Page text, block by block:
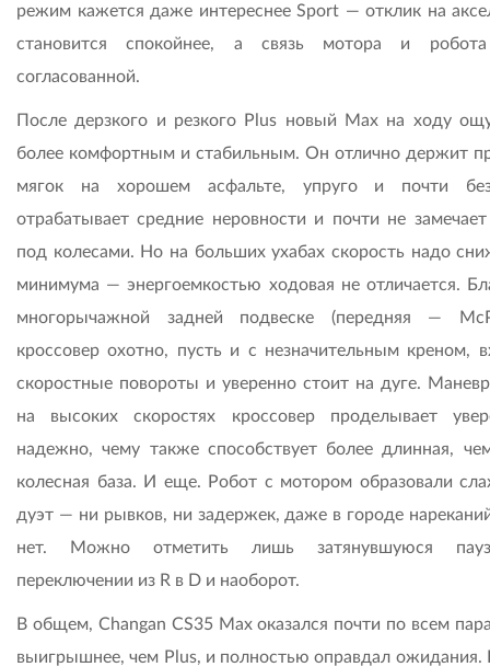
режим кажется даже интереснее Sport — отклик на
становится спокойнее, а связь мотора и
согласованной.
После дерзкого и резкого Plus новый Мах на ходу
более комфортным и стабильным. Он отлично держит
мягок на хорошем асфальте, упруго и почти
отрабатывает средние неровности и почти не
под колесами. Но на больших ухабах скорость надо
минимума — энергоемкостью ходовая не отличается.
многорычажной задней подвеске (передняя —
кроссовер охотно, пусть и с незначительным креном,
скоростные повороты и уверенно стоит на дуге.
на высоких скоростях кроссовер проделывает
надежно, чему также способствует более длинная,
колесная база. И еще. Робот с мотором образовали
дуэт — ни рывков, ни задержек, даже в городе
нет. Можно отметить лишь затянувшуюся
переключении из R в D и наоборот.
В общем, Changan CS35 Max оказался почти по всем
выигрышнее, чем Plus, и полностью оправдал ожидания.